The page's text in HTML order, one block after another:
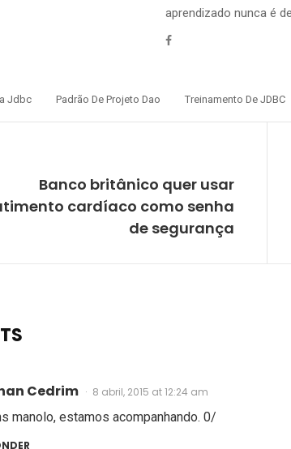
aprendizado nunca é
Facebook
Jdbc Padrão De Projeto Dao Treinamento De JDBC
Banco britânico quer usar
cardíaco como senha
de segurança
Cedrim 8 abril, 2015 at 12:24 am
manolo, estamos acompanhando. 0/